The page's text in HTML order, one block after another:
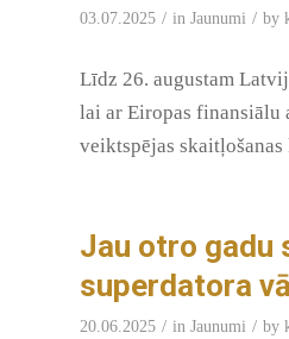
03.07.2025 / in Jaunumi / by
Līdz 26. augustam
lai ar Eiropas finansiālu
veiktspējas
Jau otro gadu
superdatora
20.06.2025 / in Jaunumi / by